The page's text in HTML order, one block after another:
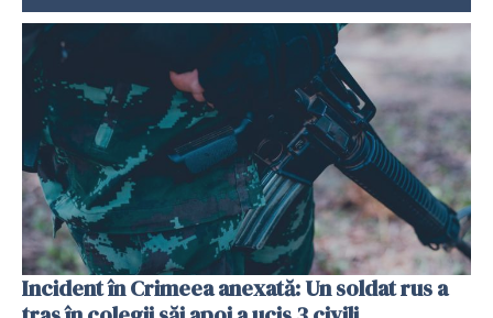
Incident în Crimeea anexată: Un soldat rus a